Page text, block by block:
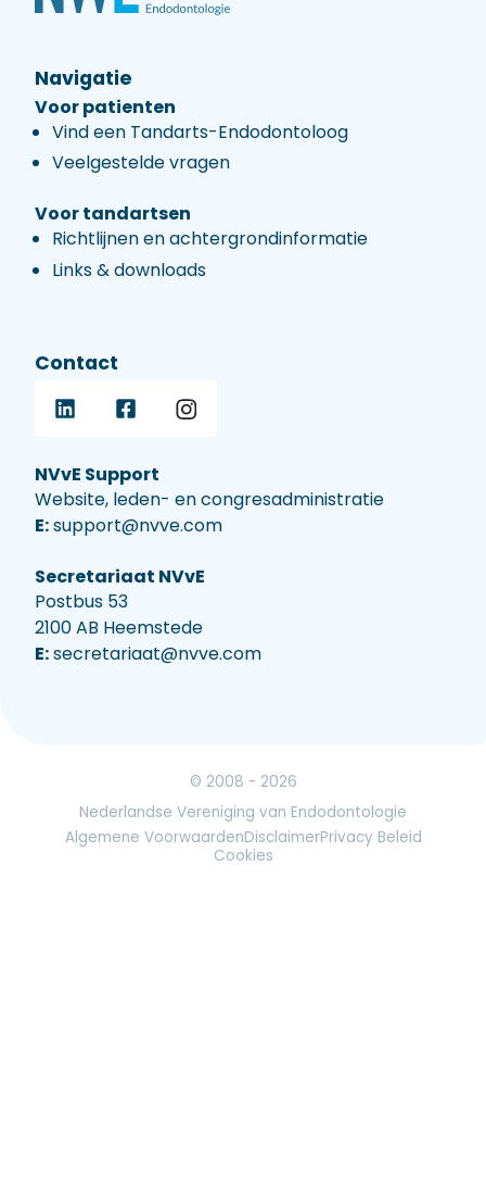
Navigatie
Voor patienten
Vind een Tandarts-Endodontoloog
Veelgestelde vragen
Voor tandartsen
Richtlijnen en achtergrondinformatie
Links & downloads
Contact
NVvE Support
Website, leden- en congresadministratie
E:support@nvve.com
Secretariaat NVvE
Postbus 53
2100 AB Heemstede
E:secretariaat@nvve.com
© 2008 - 2026
Nederlandse Vereniging van Endodontologie
Algemene VoorwaardenDisclaimerPrivacy Beleid
Cookies